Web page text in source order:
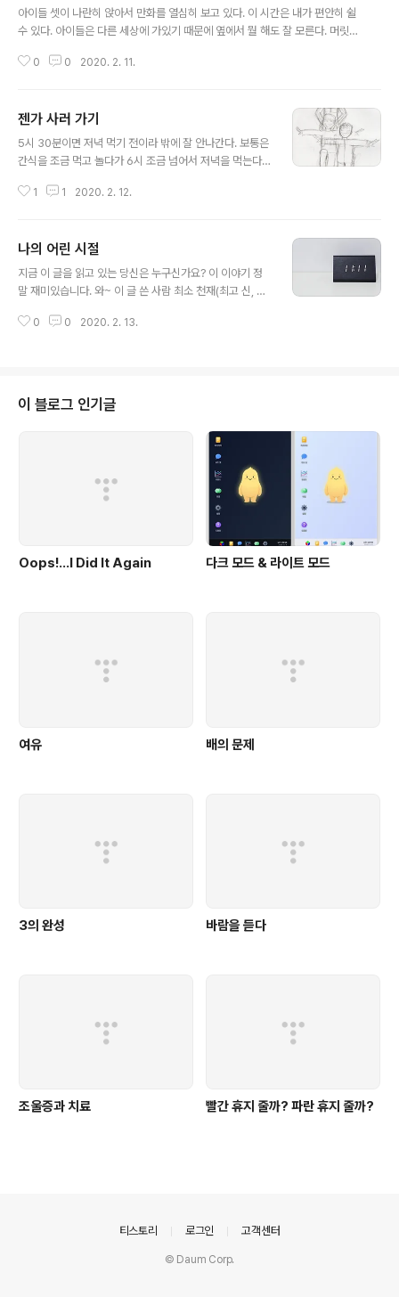
진다. "그래도 아빠만큼 클래요." 'ㅎㅎ 귀여운 녀석.' 어린이집 갈 준비를 마쳤는
데 콩순이 컴퓨터를 하고 싶다고 한다. 요즘에는 웬만하면 다..
아이들 셋이 나란히 앉아서 만화를 열심히 보고 있다. 이 시간은 내가 편안히 쉴
수 있다. 아이들은 다른 세상에 가있기 때문에 옆에서 뭘 해도 잘 모른다. 머릿속
s born to love you With every single beat of my heart Yes, I was
s born to take care of you Every single day of my life ..
0 0 2020. 2. 11.
젠가 사러 가기
5시 30분이면 저녁 먹기 전이라 밖에 잘 안나간다. 보통은
간식을 조금 먹고 놀다가 6시 조금 넘어서 저녁을 먹는다.
기 젠가를 하고 싶다고 했다. 오늘은 왠지 나도 원하는 걸
주지 못했었다. '그래 기분이다.' "젠가 사러 가자 ^^" 갑자
기 아이 눈이 동그랗게 커진다. "예~! 가자~~" 문제는 막내
다. 요즘따라 행동이 너무 굼뜨다. 나가려면 옷 갈아입기 관
했더니 화장실에서 주방을 빠르게 뛰어다닌다. 결국 내 인
1 1 2020. 2. 12.
나의 어린 시절
지금 이 글을 읽고 있는 당신은 누구신가요? 이 이야기 정
말 재미있습니다. 와~ 이 글 쓴 사람 최소 천재(최고 신, 외
천재 물리학자, 한비광,초딩) 라고 생각하실 겁니다. 하지만
를 시작해볼까요? 저는 엄마, 아빠, 누나, 남동생 이렇게 다
섯으로 이루어진 가족의 둘째입니다. 겉으로 보기에는 잘
먹고, 잘 입고, 집도 있었지만 제 마음속 우리 집은 찢어지
게 가난했습니다. 먹는 것은 먹고 싶은 것보다는 싼 거 입는
0 0 2020. 2. 13.
이 블로그 인기글
Oops!…I Did It Again 다크 모드 & 라이트 모드
여유 배의 문제
3의 완성 바람을 듣다
조울증과 치료 빨간 휴지 줄까? 파란 휴지 줄까?
티스토리 로그인 고객센터
© Daum Corp.